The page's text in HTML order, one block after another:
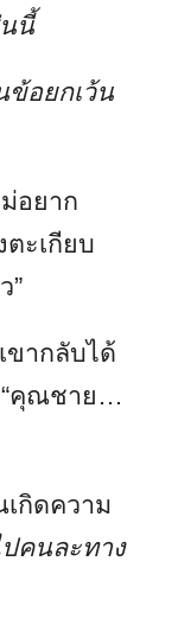
นี้
ข้อยกเว้น
อยาก
ะเกียบ
”
ขากลับได้
“คุณชาย…
กิดความ
คนละทาง